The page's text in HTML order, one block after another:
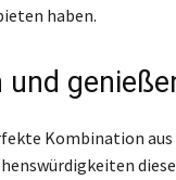
haben.
und
Kombination